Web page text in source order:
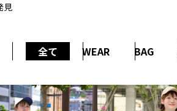
見
全て WEAR BAG